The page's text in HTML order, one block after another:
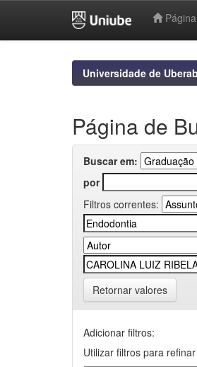
Universidade de
Página de
Buscar em:
por
Filtros correntes:
Retornar valores
Adicionar filtros:
Utilizar filtros para